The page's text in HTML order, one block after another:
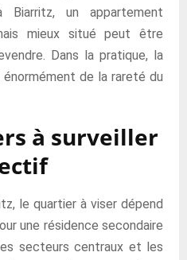
un appartement
mieux situé peut être
Dans la pratique, la
de la rareté du
à surveiller
le quartier à viser dépend
une résidence secondaire
secteurs centraux et les